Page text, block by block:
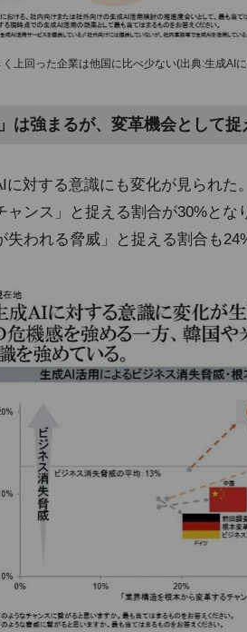
上回った企業は他国に比べ少ない(出典:生成AI
」は強まるが、変革機会として
に対する意識にも変化が見られ
ャンス」と捉える割合が30%と
失われる脅威」と捉える割合も